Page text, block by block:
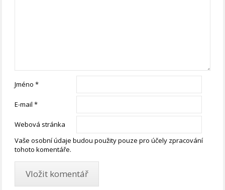
Jméno*
E-mail*
Webová stránka
Vaše osobní údaje budou použity pouze pro účely zpracování
tohoto komentáře.